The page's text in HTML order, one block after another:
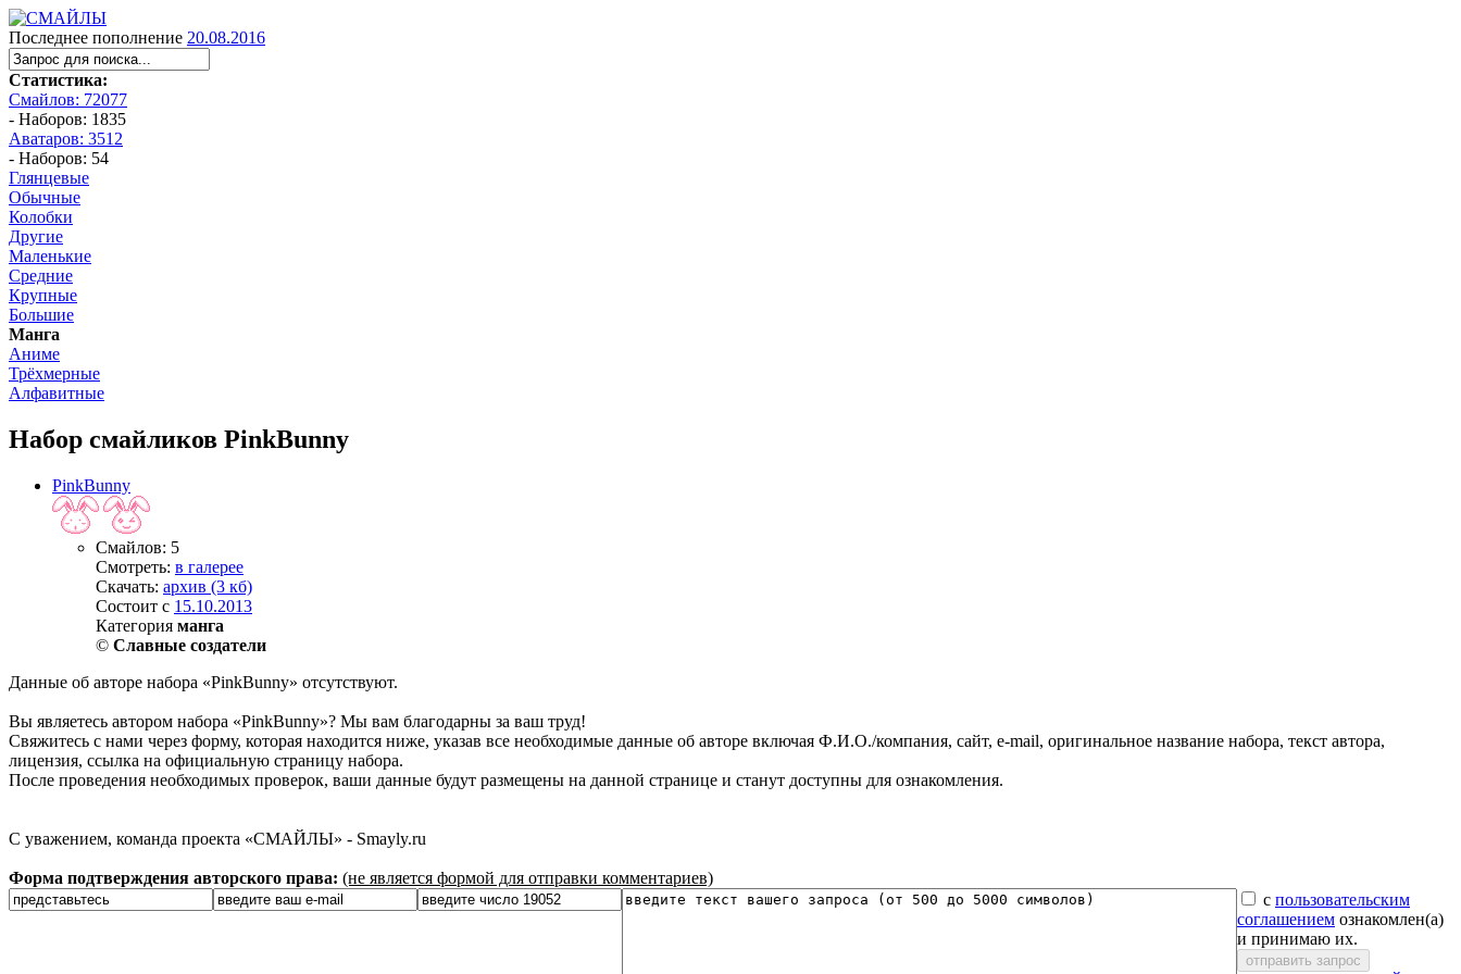
Последнее пополнение 20.08.2016
Статистика:
Смайлов: 72077
- Наборов: 1835
Аватаров: 3512
- Наборов: 54
Глянцевые
Обычные
Колобки
Другие
Маленькие
Средние
Крупные
Большие
Манга
Аниме
Трёхмерные
Алфавитные
Набор смайликов PinkBunny
PinkBunny
Смайлов: 5
Смотреть: в галерее
Скачать: архив (3 кб)
Состоит с 15.10.2013
Категория манга
© Славные создатели
Данные об авторе набора «PinkBunny» отсутствуют.
Вы являетесь автором набора «PinkBunny»? Мы вам благодарны за ваш труд!
Свяжитесь с нами через форму, которая находится ниже, указав все необходимые данные об авторе включая Ф.И.О./компания, сайт, e-mail, оригинальное название набора, текст автора,
лицензия, ссылка на официальную страницу набора.
После проведения необходимых проверок, ваши данные будут размещены на данной странице и станут доступны для ознакомления.
С уважением, команда проекта «СМАЙЛЫ» - Smayly.ru
Форма подтверждения авторского права: (не является формой для отправки комментариев)
с пользовательским
соглашением ознакомлен(а)
и принимаю их.
отправить запрос